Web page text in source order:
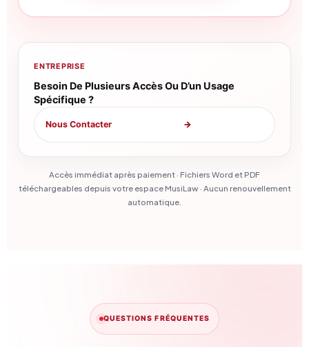
ENTREPRISE
Besoin De Plusieurs Accès Ou D’un Usage
Spécifique ?
Nous Contacter →
Accès immédiat après paiement · Fichiers Word et PDF
téléchargeables depuis votre espace MusiLaw · Aucun renouvellement
automatique.
QUESTIONS FRÉQUENTES